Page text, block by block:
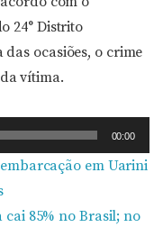
24° Distrito
ocasiões, o crime
vítima.
00:00
em Uarini
85% no Brasil; no